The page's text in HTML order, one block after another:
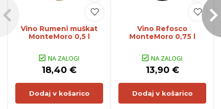
Vino Rumeni muškat
MonteMoro 0,5 l
NA ZALOGI
18,40 €
Dodaj v košarico
Vino Refosco
MonteMoro 0,75 l
NA ZALOGI
13,90 €
Dodaj v košarico